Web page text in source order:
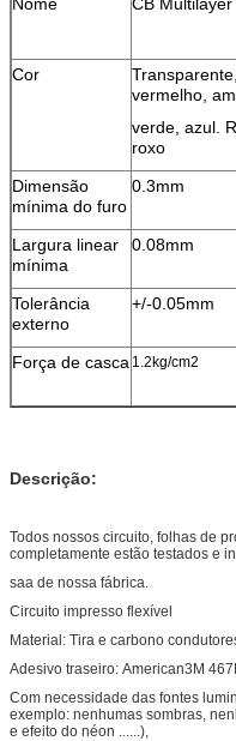
Cor
Transparente,
vermelho,
verde, azul.
roxo
Dimensão
mínima do furo
0.3mm
Largura linear
mínima
0.08mm
Tolerância
externo
+/-0.05mm
Força de casca 1.2kg/cm2
Descrição:
Todos nossos circuito, folhas de
completamente estão testados e
saa de nossa fábrica.
Circuito impresso flexível
Material: Tira e carbono
Adesivo traseiro: American3M
Com necessidade das fontes
exemplo: nenhumas sombras,
e efeito do néon ......),